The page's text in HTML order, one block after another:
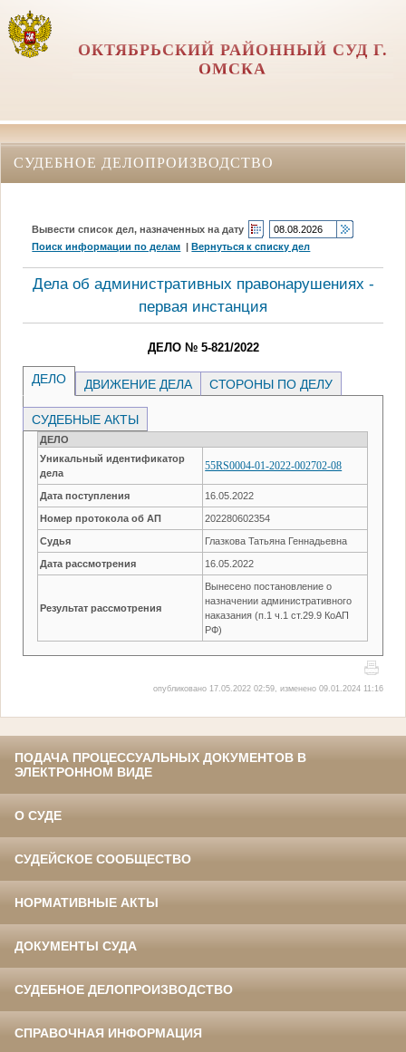
ОКТЯБРЬСКИЙ РАЙОННЫЙ СУД Г.
ОМСКА
СУДЕБНОЕ ДЕЛОПРОИЗВОДСТВО
Вывести список дел, назначенных на дату
Поиск информации по делам |Вернуться к списку дел
Дела об административных правонарушениях -
первая инстанция
ДЕЛО № 5-821/2022
ДЕЛО ДВИЖЕНИЕ ДЕЛА СТОРОНЫ ПО ДЕЛУ
СУДЕБНЫЕ АКТЫ
ДЕЛО
Уникальный идентификатор
дела
55RS0004-01-2022-002702-08
Дата поступления 16.05.2022
Номер протокола об АП 202280602354
Судья Глазкова Татьяна Геннадьевна
Дата рассмотрения 16.05.2022
Результат рассмотрения
Вынесено постановление о
назначении административного
наказания (п.1 ч.1 ст.29.9 КоАП
РФ)
опубликовано 17.05.2022 02:59, изменено 09.01.2024 11:16
ПОДАЧА ПРОЦЕССУАЛЬНЫХ ДОКУМЕНТОВ В
ЭЛЕКТРОННОМ ВИДЕ
О СУДЕ
СУДЕЙСКОЕ СООБЩЕСТВО
НОРМАТИВНЫЕ АКТЫ
ДОКУМЕНТЫ СУДА
СУДЕБНОЕ ДЕЛОПРОИЗВОДСТВО
СПРАВОЧНАЯ ИНФОРМАЦИЯ